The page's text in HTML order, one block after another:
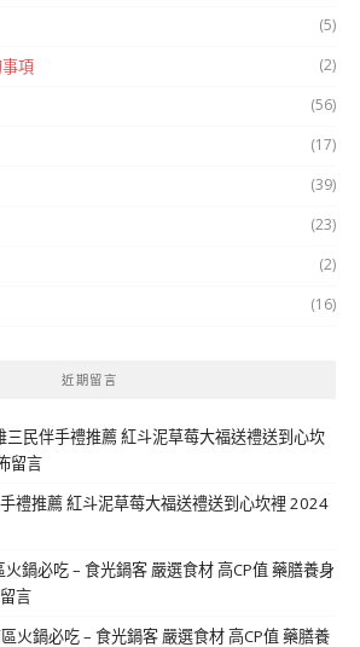
(5)
項 (2)
(56)
(17)
(39)
(23)
(2)
(16)
近期留言
三民伴手禮推薦 紅斗泥草莓大福送禮送到心坎
留言
禮推薦 紅斗泥草莓大福送禮送到心坎裡 2024
火鍋必吃 – 食光鍋客 嚴選食材 高CP值 藥膳養身
言
火鍋必吃 – 食光鍋客 嚴選食材 高CP值 藥膳養